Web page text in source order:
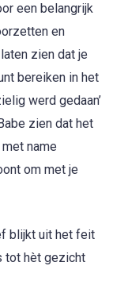
een belangrijk
en
zien dat je
bereiken in het
werd gedaan’
zien dat het
name
om met je
blijkt uit het feit
tot hèt gezicht